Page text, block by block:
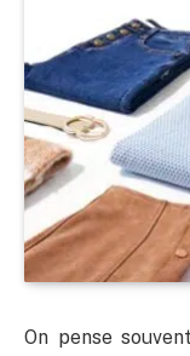
On pense